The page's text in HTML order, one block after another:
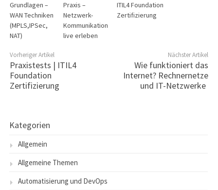
Grundlagen –
WAN Techniken
(MPLS,IPSec,
NAT)
Praxis –
Netzwerk-
Kommunikation
live erleben
ITIL4 Foundation
Zertifizierung
Vorheriger Artikel
Praxistests | ITIL4
Foundation
Zertifizierung
Nächster Artikel
Wie funktioniert das
Internet? Rechnernetze
und IT-Netzwerke
Kategorien
Allgemein
Allgemeine Themen
Automatisierung und DevOps